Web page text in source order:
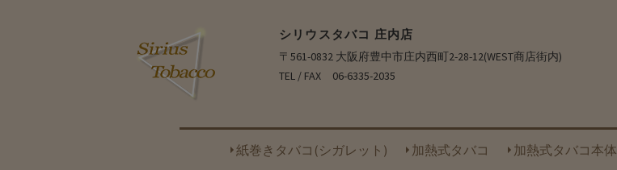
シリウスタバコ 庄内店
〒561-0832 大阪府豊中市庄内西町2-28-12(WEST商店街内)
TEL / FAX 06-6335-2035
紙巻きタバコ(シガレット) 加熱式タバコ 加熱式タバコ本体